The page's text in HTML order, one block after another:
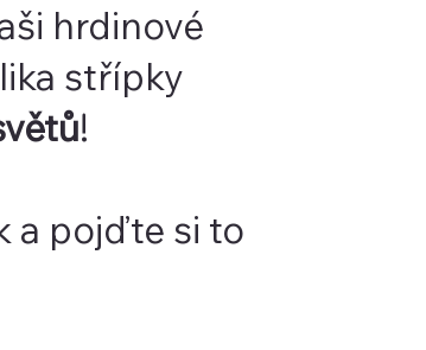
hrdinové
střípky
!
a pojďte si to